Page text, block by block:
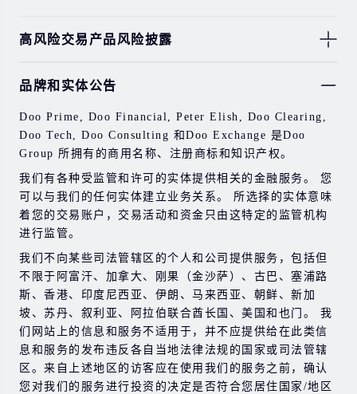
高风险交易产品风险披露
券，期货，差价合约和其他金融产品交易涉及高风险，可
过去的投资表现并不代表其未来的表现。
在与我们进行任何交易之前，请确保您完全了解使用相应
金融工具进行交易的风险。 如果您不了解此处说明的风
险，则应寻求独立的专业建议。
品牌和实体公告
Doo Prime, Doo Financial, Peter Elish, Doo Clearing,
Doo Tech, Doo Consulting 和Doo Exchange 是Doo
Group 所拥有的商用名称、注册商标和知识产权。
我们有各种受监管和许可的实体提供相关的金融服务。 您
可以与我们的任何实体建立业务关系。 所选择的实体意味
着您的交易账户，交易活动和资金只由这特定的监管机构
进行监管。
我们不向某些司法管辖区的个人和公司提供服务，包括但
不限于阿富汗、加拿大、刚果（金沙萨）、古巴、塞浦路
斯、香港、印度尼西亚、伊朗、马来西亚、朝鲜、新加
坡、苏丹、叙利亚、阿拉伯联合酋长国、美国和也门。 我
们网站上的信息和服务不适用于，并不应提供给在此类信
息和服务的发布违反各自当地法律法规的国家或司法管辖
区。来自上述地区的访客应在使用我们的服务之前，确认
您对我们的服务进行投资的决定是否符合您居住国家/地区